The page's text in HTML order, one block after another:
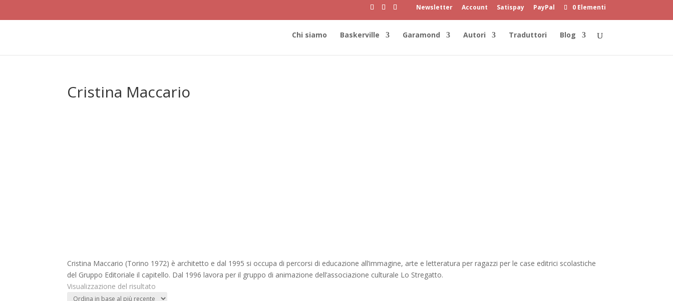
Newsletter Account Satispay PayPal 0 Elementi
Chi siamo Baskerville Garamond Autori Traduttori Blog
Cristina Maccario
Cristina Maccario (Torino 1972) è architetto e dal 1995 si occupa di percorsi di educazione all’immagine, arte e letteratura per ragazzi per le case editrici scolastiche
del Gruppo Editoriale il capitello. Dal 1996 lavora per il gruppo di animazione dell’associazione culturale Lo Stregatto.
Visualizzazione del risultato